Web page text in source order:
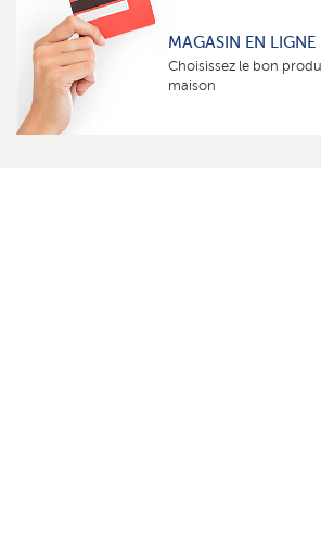
MAGASIN EN LIGNE
Choisissez le bon
maison